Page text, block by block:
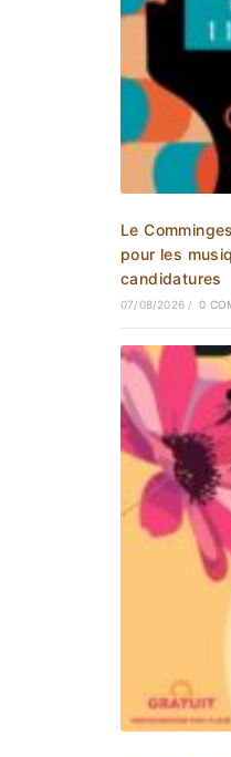
Le
pour les
candidatures
07/08/2026 / 0